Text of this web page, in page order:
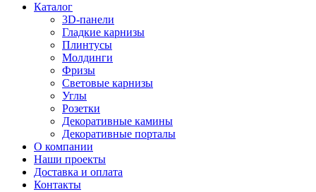
Каталог
3D-панели
Гладкие карнизы
Плинтусы
Молдинги
Фризы
Световые карнизы
Углы
Розетки
Декоративные камины
Декоративные порталы
О компании
Наши проекты
Доставка и оплата
Контакты